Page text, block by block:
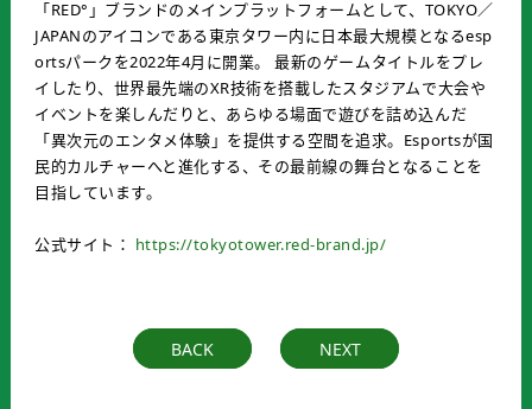
「RED°」ブランドのメインプラットフォームとして、TOKYO／
JAPANのアイコンである東京タワー内に日本最大規模となるesp
ortsパークを2022年4月に開業。 最新のゲームタイトルをプレ
イしたり、世界最先端のXR技術を搭載したスタジアムで大会や
イベントを楽しんだりと、あらゆる場面で遊びを詰め込んだ
「異次元のエンタメ体験」を提供する空間を追求。Esportsが国
民的カルチャーへと進化する、その最前線の舞台となることを
目指しています。
公式サイト： https://tokyotower.red-brand.jp/
BACK NEXT